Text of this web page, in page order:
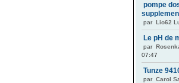
pompe
par Lio62
Le pH de
par
07:47
Tunze
par Carol